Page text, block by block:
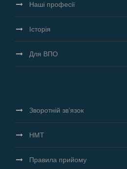
Наші професії
Історія
Для ВПО
Зворотній зв’язок
НМТ
Правила прийому